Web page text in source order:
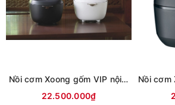
Nồi cơm Xoong gốm VIP nội địa nhật Tiger JRX-S100 1L
22.500.000₫